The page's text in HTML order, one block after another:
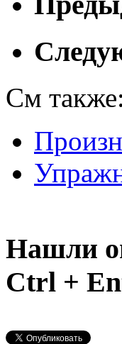
См также:
Нашли
Ctrl +